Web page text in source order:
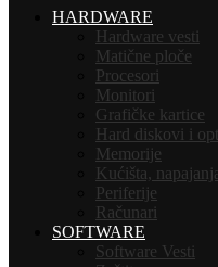
HARDWARE
Hardware vesti
Matične ploče
Procesori
Monitori
Grafičke kartice
Hard diskovi i
Memorije
Kućišta,
Periferije
Računari
SOFTWARE
Software Vesti